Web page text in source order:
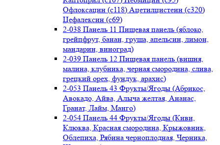
Офлоксацин (с118) Ацетилцистеин (с320)
Цефалексин (с69)
2-038 Панель 11 Пищевая панель (яблоко,
грейпфрут, банан, груша, апельсин, лимон,
мандарин, виноград)
2-039 Панель 12 Пищевая панель (вишня,
малина, клубника, черная смородина, слива,
грецкий орех, фундук, арахис)
2-053 Панель 43 Фрукты/Ягоды (Абрикос,
Авокадо, Айва, Алыча желтая, Ананас,
Гранат, Лайм, Манго)
2-054 Панель 44 Фрукты/Ягоды (Киви,
Клюква, Красная смородина, Крыжовник,
Облепиха, Рябина черноплодная, Черника,